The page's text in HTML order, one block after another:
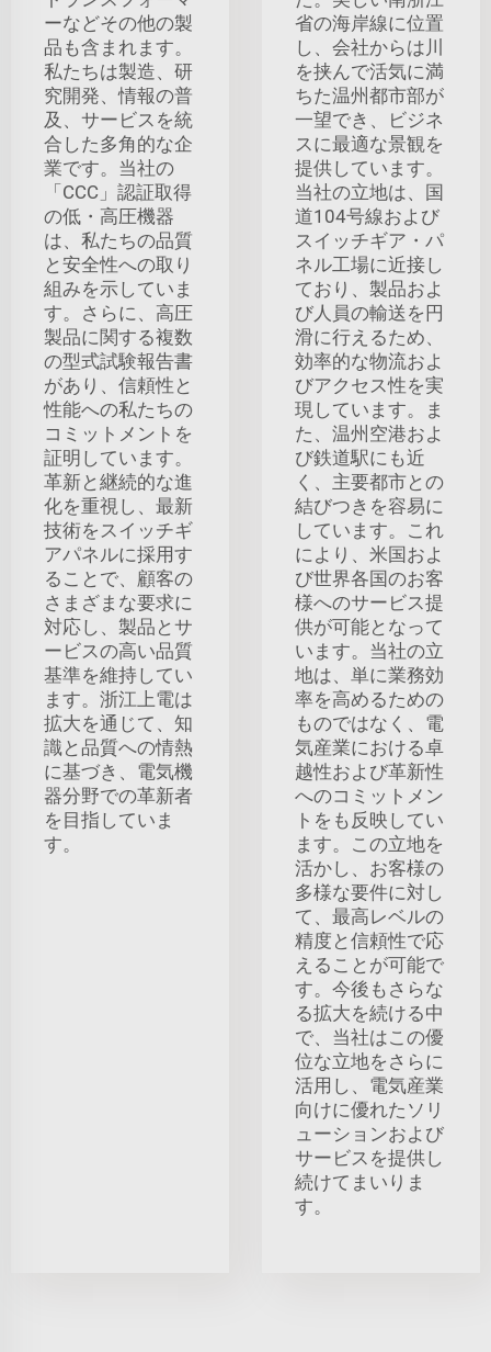
ーなどその他の製
品も含まれます。
私たちは製造、研
究開発、情報の普
及、サービスを統
合した多角的な企
業です。当社の
「CCC」認証取得
の低・高圧機器
は、私たちの品質
と安全性への取り
組みを示していま
す。さらに、高圧
製品に関する複数
の型式試験報告書
があり、信頼性と
性能への私たちの
コミットメントを
証明しています。
革新と継続的な進
化を重視し、最新
技術をスイッチギ
アパネルに採用す
ることで、顧客の
さまざまな要求に
対応し、製品とサ
ービスの高い品質
基準を維持してい
ます。浙江上電は
拡大を通じて、知
識と品質への情熱
に基づき、電気機
器分野での革新者
を目指していま
す。
省の海岸線に位置
し、会社からは川
を挟んで活気に満
ちた温州都市部が
一望でき、ビジネ
スに最適な景観を
提供しています。
当社の立地は、国
道104号線および
スイッチギア・パ
ネル工場に近接し
ており、製品およ
び人員の輸送を円
滑に行えるため、
効率的な物流およ
びアクセス性を実
現しています。ま
た、温州空港およ
び鉄道駅にも近
く、主要都市との
結びつきを容易に
しています。これ
により、米国およ
び世界各国のお客
様へのサービス提
供が可能となって
います。当社の立
地は、単に業務効
率を高めるための
ものではなく、電
気産業における卓
越性および革新性
へのコミットメン
トをも反映してい
ます。この立地を
活かし、お客様の
多様な要件に対し
て、最高レベルの
精度と信頼性で応
えることが可能で
す。今後もさらな
る拡大を続ける中
で、当社はこの優
位な立地をさらに
活用し、電気産業
向けに優れたソリ
ューションおよび
サービスを提供し
続けてまいりま
す。